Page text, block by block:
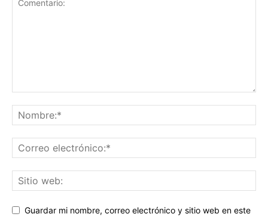
Guardar mi nombre, correo electrónico y sitio web en este